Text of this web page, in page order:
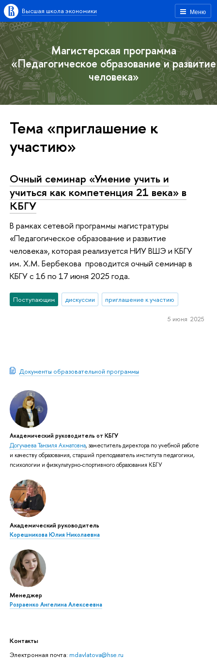
Меню
Высшая школа экономики
Магистерская программа
«Педагогическое образование и развитие
человека»
Документы образовательной программы
Академический руководитель от КБГУ
Догучаева Танзиля Ахматовна, заместитель директора по учебной работе
и качеству образования, старший преподаватель института педагогики,
психологии и физкультурно-спортивного образования КБГУ
Академический руководитель
Корешникова Юлия Николаевна
Менеджер
Розраенко Ангелина Алексеевна
Контакты
Электронная почта: mdavlatova@hse.ru
Тема «приглашение к
участию»
Очный семинар «Умение учить и
учиться как компетенция 21 века» в
КБГУ
В рамках сетевой программы магистратуры
«Педагогическое образование и развитие
человека», которая реализуется НИУ ВШЭ и КБГУ
им. Х.М. Бербекова проводится очный семинар в
КБГУ с 16 по 17 июня 2025 года.
Поступающим дискуссии приглашение к участию
5 июня 2025